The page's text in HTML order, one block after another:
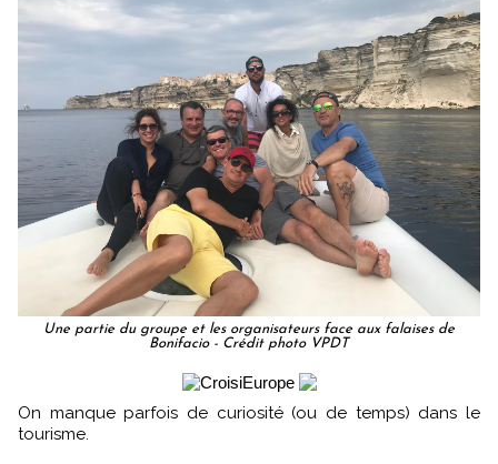
Une partie du groupe et les organisateurs face aux falaises de
Bonifacio - Crédit photo VPDT
On manque parfois de curiosité (ou de temps) dans le
tourisme.